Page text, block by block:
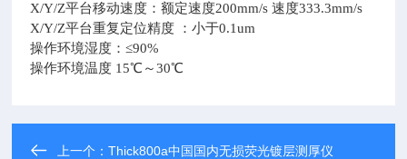
X/Y/Z平台移动速度：额定速度200mm/s 速度333.3mm/s
X/Y/Z平台重复定位精度 ：小于0.1um
操作环境湿度：≤90%
操作环境温度 15℃～30℃
上一个：Thick800a中国国内无损荧光镀层测厚仪